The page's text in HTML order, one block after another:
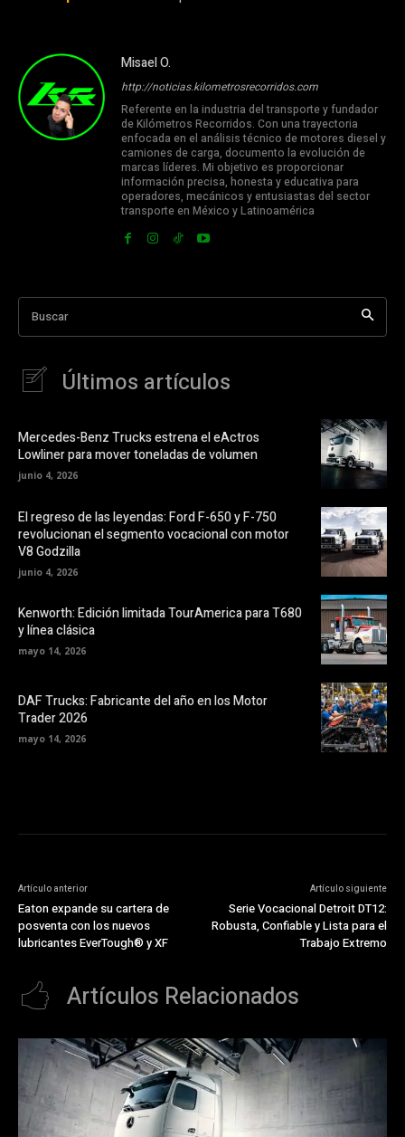
Misael O.
http://noticias.kilometrosrecorridos.com
Referente en la industria del transporte y fundador
de Kilómetros Recorridos. Con una trayectoria
enfocada en el análisis técnico de motores diesel y
camiones de carga, documento la evolución de
marcas líderes. Mi objetivo es proporcionar
información precisa, honesta y educativa para
operadores, mecánicos y entusiastas del sector
transporte en México y Latinoamérica
Buscar
Últimos artículos
Mercedes-Benz Trucks estrena el eActros
Lowliner para mover toneladas de volumen
junio 4, 2026
El regreso de las leyendas: Ford F-650 y F-750
revolucionan el segmento vocacional con motor
V8 Godzilla
junio 4, 2026
Kenworth: Edición limitada TourAmerica para T680
y línea clásica
mayo 14, 2026
DAF Trucks: Fabricante del año en los Motor
Trader 2026
mayo 14, 2026
Artículo anterior
Eaton expande su cartera de
posventa con los nuevos
lubricantes EverTough® y XF
Artículo siguiente
Serie Vocacional Detroit DT12:
Robusta, Confiable y Lista para el
Trabajo Extremo
Artículos Relacionados